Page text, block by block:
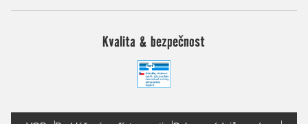
Kvalita & bezpečnost